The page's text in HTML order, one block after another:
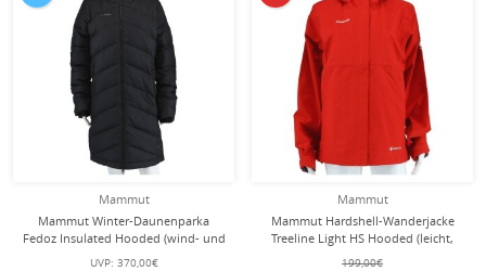
Mammut
Mammut Winter-Daunenparka
Fedoz Insulated Hooded (wind- und
wasserabweisend) schwarz Damen
UVP: 370,00€
Mammut
Mammut Hardshell-Wanderjacke
Treeline Light HS Hooded (leicht,
wasserdicht) rot Damen
199,00€